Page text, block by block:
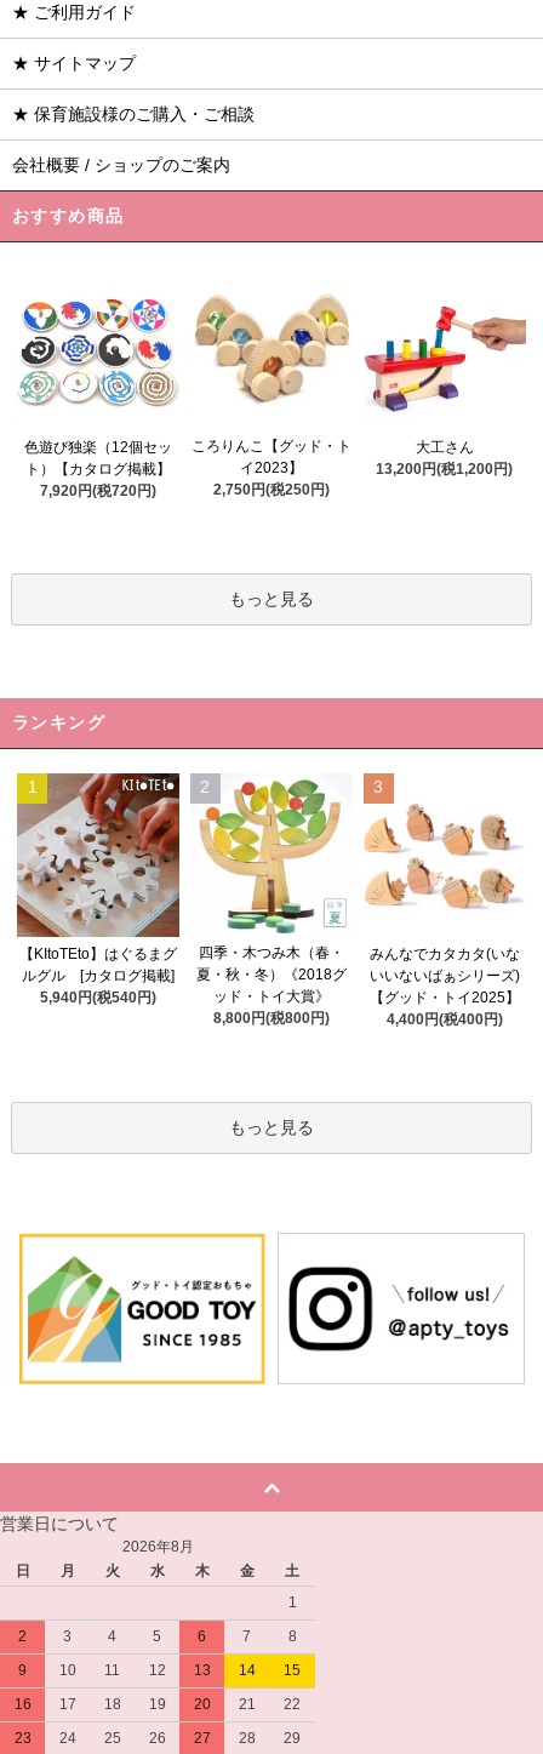
★ ご利用ガイド
★ サイトマップ
★ 保育施設様のご購入・ご相談
会社概要 / ショップのご案内
おすすめ商品
色遊び独楽（12個セッ
ト）【カタログ掲載】
7,920円(税720円)
ころりんこ【グッド・ト
イ2023】
2,750円(税250円)
大工さん
13,200円(税1,200円)
もっと見る
ランキング
1
【KItoTEto】はぐるまグ
ルグル [カタログ掲載]
5,940円(税540円)
2
四季・木つみ木（春・
夏・秋・冬）《2018グ
ッド・トイ大賞》
8,800円(税800円)
3
みんなでカタカタ(いな
いいないばぁシリーズ)
【グッド・トイ2025】
4,400円(税400円)
もっと見る
営業日について
2026年8月
日
月 火 水 木 金
土
1
2
3 4 5 6 7
8
9
10 11 12 13 14
15
16
17 18 19 20 21
22
23
24 25 26 27 28
29